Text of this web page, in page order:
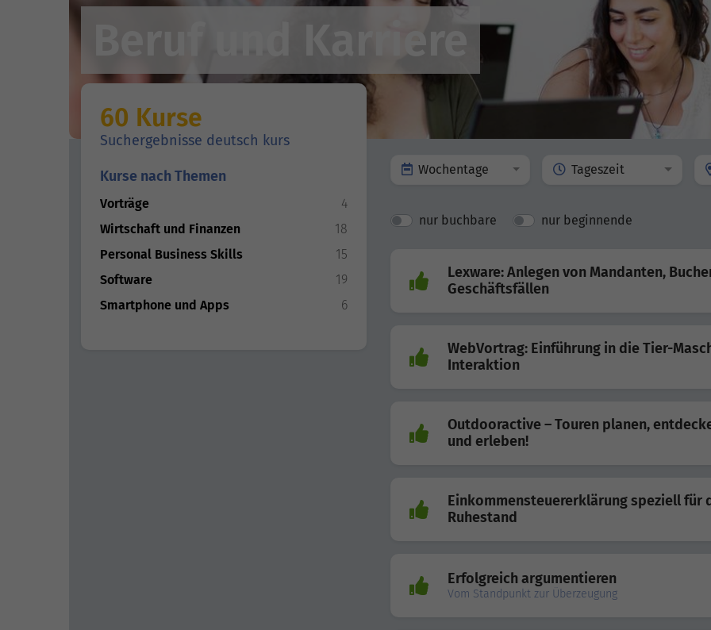
60 Kurse
Suchergebnisse deutsch kurs
Kurse nach Themen
Vorträge
4
Wirtschaft und Finanzen
18
Personal Business Skills
15
Software
19
Smartphone und Apps
6
Wochentage Tageszeit
nur buchbare nur beginnende
Lexware: Anlegen von Mandanten,
Geschäftsfällen
WebVortrag: Einführung in die Tier-
Interaktion
Outdooractive – Touren planen,
und erleben!
Einkommensteuererklärung speziell für
Ruhestand
Erfolgreich argumentieren
Vom Standpunkt zur Überzeugung